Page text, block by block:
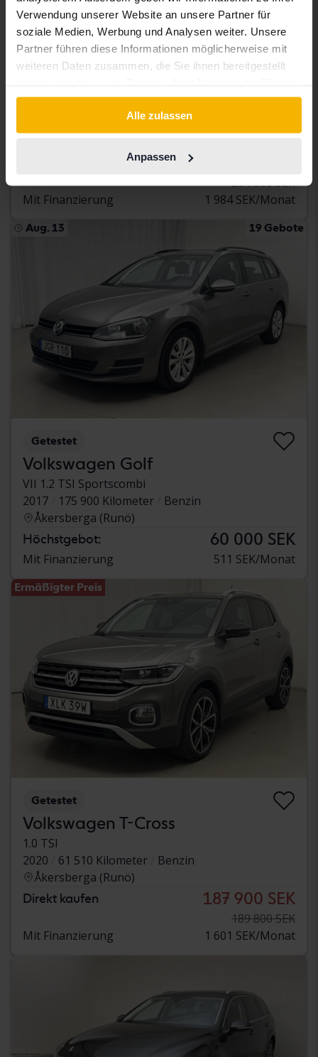
Verwendung unserer Website an unsere Partner für
soziale Medien, Werbung und Analysen weiter. Unsere
Partner führen diese Informationen möglicherweise mit
weiteren Daten zusammen, die Sie ihnen bereitgestellt
gesammelt haben.
Alle zulassen
Anpassen
Zertifiziert
2.0 TDI Sportscombi 4MOTION
90 960 Kilometer
Diesel
234 900 SEK
Mit Finanzierung
1 984 SEK/Monat
Aug. 13 19 Gebote
Getestet
Volkswagen Golf
VII 1.2 TSI Sportscombi
2017
175 900 Kilometer
Benzin
Åkersberga (Runö)
Höchstgebot: 60 000 SEK
Mit Finanzierung 511 SEK/Monat
Ermäßigter Preis
Getestet
Volkswagen T-Cross
1.0 TSI
2020
61 510 Kilometer
Benzin
Åkersberga (Runö)
Direkt kaufen 187 900 SEK
189 800 SEK
Mit Finanzierung
1 601 SEK/Monat